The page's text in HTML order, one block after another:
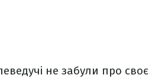
не забули про своє